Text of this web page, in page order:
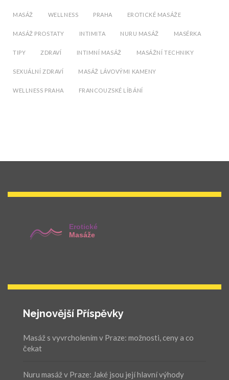
MASÁŽ WELLNESS PRAHA EROTICKÉ MASÁŽE
MASÁŽ PROSTATY INTIMITA NURU MASÁŽ MASÉRKA
TIPY ZDRAVÍ INTIMNÍ MASÁŽ MASÁŽNÍ TECHNIKY
SEXUÁLNÍ ZDRAVÍ MASÁŽ LÁVOVÝMI KAMENY
WELLNESS PRAHA FRANCOUZSKÉ LÍBÁNÍ
Nejnovější Příspěvky
Masáž s vyvrcholením v Praze: možnosti, ceny a co
čekat
Nuru masáž v Praze: Jaké jsou její hlavní výhody